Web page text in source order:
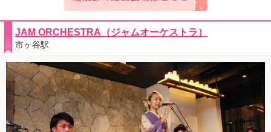
JAM ORCHESTRA（ジャムオーケストラ）
市ヶ谷駅